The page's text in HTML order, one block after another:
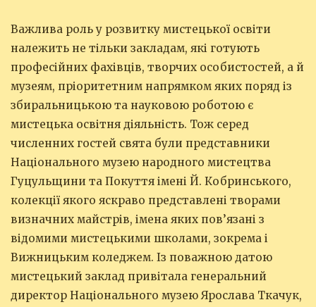
Важлива роль у розвитку мистецької освіти
належить не тільки закладам, які готують
професійних фахівців, творчих особистостей, а й
музеям, пріоритетним напрямком яких поряд із
збиральницькою та науковою роботою є
мистецька освітня діяльність. Тож серед
численних гостей свята були представники
Національного музею народного мистецтва
Гуцульщини та Покуття імені Й. Кобринського,
колекції якого яскраво представлені творами
визначних майстрів, імена яких пов’язані з
відомими мистецькими школами, зокрема і
Вижницьким коледжем. Із поважною датою
мистецький заклад привітала генеральний
директор Національного музею Ярослава Ткачук,